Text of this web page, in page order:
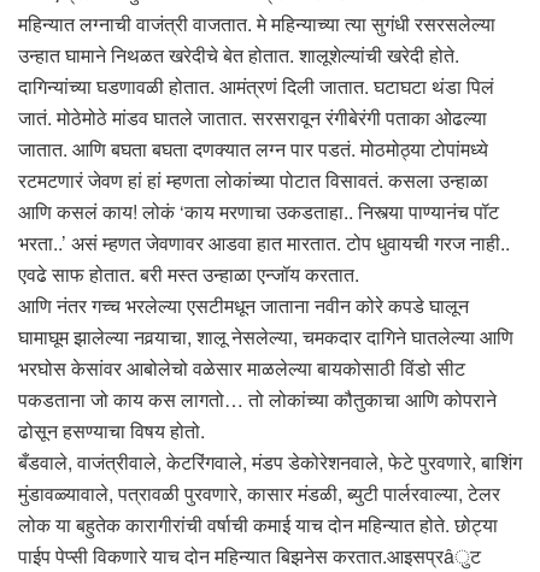
महिन्यात लग्नाची वाजंत्री वाजतात. मे महिन्याच्या त्या सुगंधी रसरसलेल्या
उन्हात घामाने निथळत खरेदीचे बेत होतात. शालूशेल्यांची खरेदी होते.
दागिन्यांच्या घडणावळी होतात. आमंत्रणं दिली जातात. घटाघटा थंडा पिलं
जातं. मोठेमोठे मांडव घातले जातात. सरसरावून रंगीबेरंगी पताका ओढल्या
जातात. आणि बघता बघता दणक्यात लग्न पार पडतं. मोठमोठ्या टोपांमध्ये
रटमटणारं जेवण हां हां म्हणता लोकांच्या पोटात विसावतं. कसला उन्हाळा
आणि कसलं काय! लोकं ‘काय मरणाचा उकडताहा.. निस्त्या पाण्यानंच पॉट
भरता..’ असं म्हणत जेवणावर आडवा हात मारतात. टोप धुवायची गरज नाही..
एवढे साफ होतात. बरी मस्त उन्हाळा एन्जॉय करतात.
आणि नंतर गच्च भरलेल्या एसटीमधून जाताना नवीन कोरे कपडे घालून
घामाघूम झालेल्या नवर्‍याचा, शालू नेसलेल्या, चमकदार दागिने घातलेल्या आणि
भरघोस केसांवर आबोलेचो वळेसार माळलेल्या बायकोसाठी विंडो सीट
पकडताना जो काय कस लागतो… तो लोकांच्या कौतुकाचा आणि कोपराने
ढोसून हसण्याचा विषय होतो.
बँडवाले, वाजंत्रीवाले, केटरिंगवाले, मंडप डेकोरेशनवाले, फेटे पुरवणारे, बाशिंग
मुंडावळ्यावाले, पत्रावळी पुरवणारे, कासार मंडळी, ब्युटी पार्लरवाल्या, टेलर
लोक या बहुतेक कारागीरांची वर्षाची कमाई याच दोन महिन्यात होते. छोट्या
पाईप पेप्सी विकणारे याच दोन महिन्यात बिझनेस करतात.आइसप्रâुट